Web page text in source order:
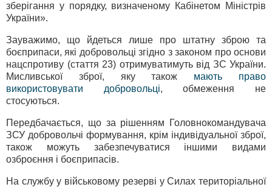
зберігання у порядку, визначеному Кабінетом Міністрів
України».
Зауважимо, що йдеться лише про штатну зброю та
боєприпаси, які добровольці згідно з законом про основи
нацспротиву (стаття 23) отримуватимуть від ЗС України.
Мисливської зброї, яку також мають право
використовувати добровольці, обмеження не
стосуються.
Передбачається, що за рішенням Головнокомандувача
ЗСУ добровольчі формування, крім індивідуальної зброї,
також можуть забезпечуватися іншими видами
озброєння і боєприпасів.
На службу у військовому резерві у Силах територіальної